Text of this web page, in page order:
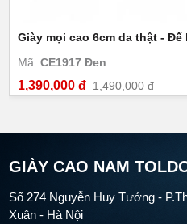
Giày mọi cao 6cm da thật - Đế
Mã:CE1917 Đen
1,390,000 đ 1,490,000 đ
GIÀY CAO NAM
Số 274 Nguyễn Huy Tưởng -
Xuân - Hà Nội